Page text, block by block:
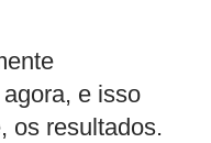
e isso
os resultados.